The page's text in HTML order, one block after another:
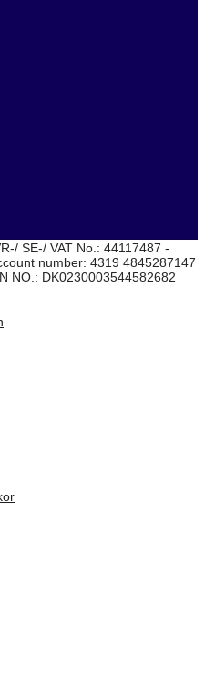
SE-/ VAT No.: 44117487 -
number: 4319 4845287147
NO.: DK0230003544582682